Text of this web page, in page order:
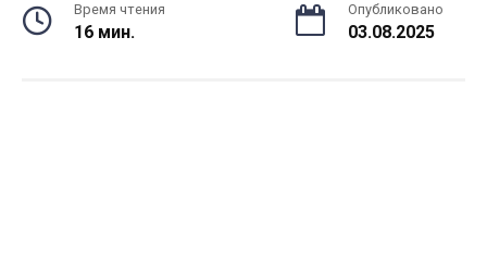
Время чтения
16 мин.
Опубликовано
03.08.2025